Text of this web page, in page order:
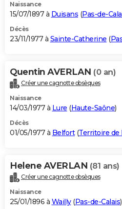
Naissance
15/07/1897 à Duisans (Pas-de-
Décès
23/11/1977 à Sainte-Catherine (
Quentin AVERLAN (0 an)
Créer une cagnotte obsèques
Naissance
14/03/1977 à Lure (Haute-Saône)
Décès
01/05/1977 à Belfort(Territoire de
Helene AVERLAN (81 ans)
Créer une cagnotte obsèques
Naissance
25/01/1896 à Wailly(Pas-de-Calais)